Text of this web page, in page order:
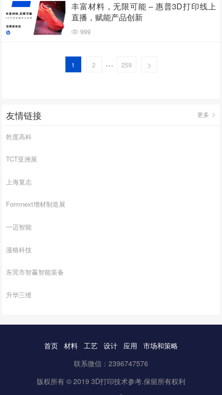
丰富材料，无限可能 – 惠普3D打印线上
直播，赋能产品创新
999
1 2 … 259
友情链接 更多
乾度高科
TCT亚洲展
上海复志
Formnext增材制造展
一迈智能
漫格科技
东莞市智赢智能装备
升华三维
首页 材料 工艺 设计 应用
市场和策略
联系微信：2396747576
版权所有 © 2019 3D打印技术参考.保留所有权利